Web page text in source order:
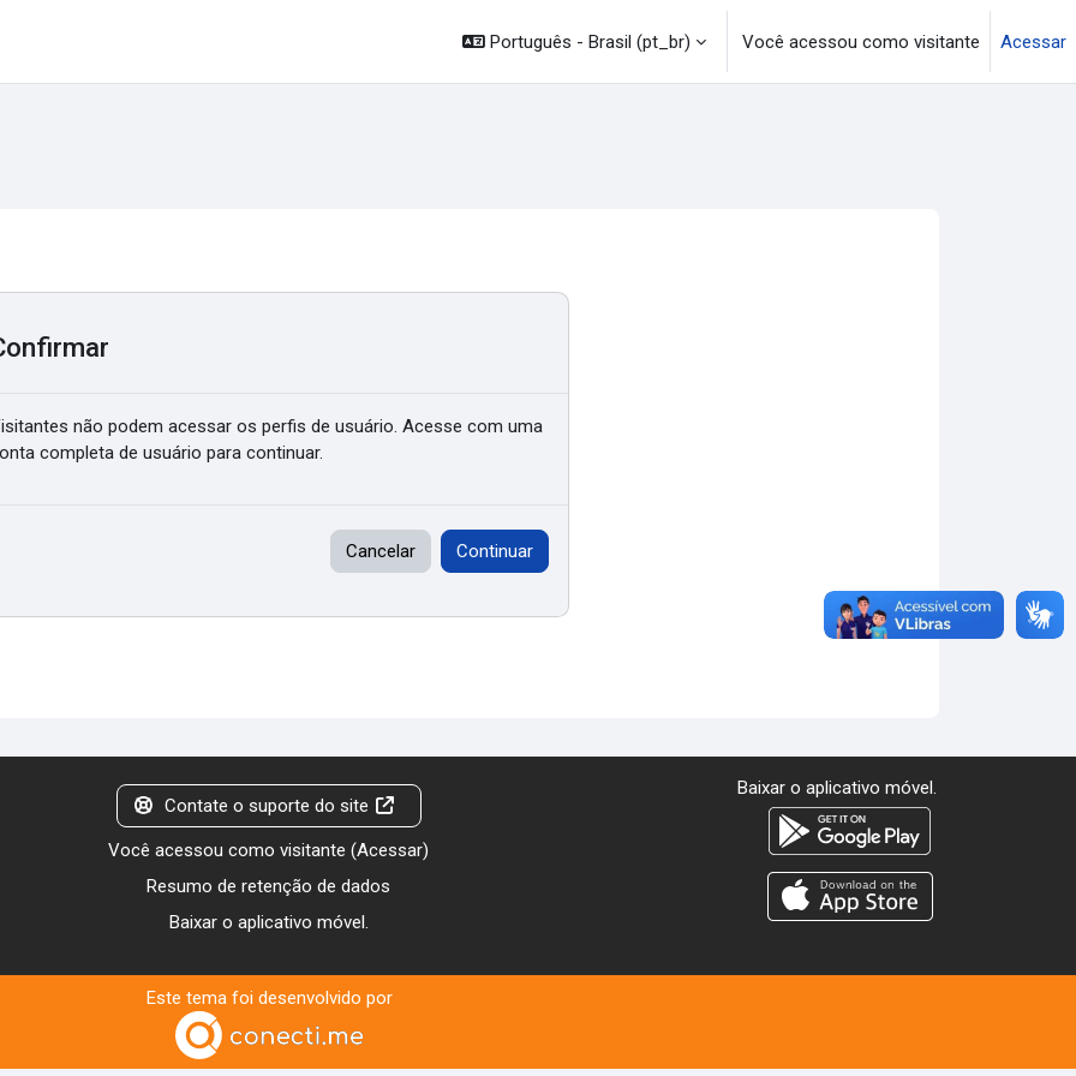
Português - Brasil ‎(pt_br)‎ Você acessou como visitante Acessar
não podem acessar os perfis de usuário. Acesse com uma
completa de usuário para continuar.
Cancelar Continuar
Contate o suporte do site
Você acessou como visitante (Acessar)
Resumo de retenção de dados
Baixar o aplicativo móvel.
Baixar o aplicativo móvel.
Este tema foi desenvolvido por